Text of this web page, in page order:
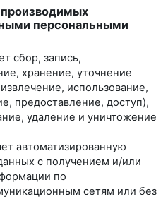
производимых
персональными
сбор, запись,
хранение, уточнение
использование,
предоставление, доступ),
удаление и уничтожение
автоматизированную
с получением и/или
по
сетям или без